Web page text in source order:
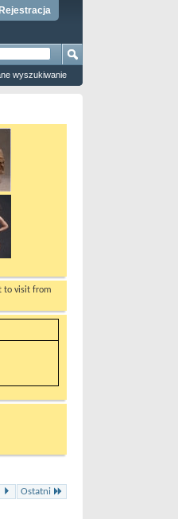
Rejestracja
wyszukiwanie
to visit from
Ostatni